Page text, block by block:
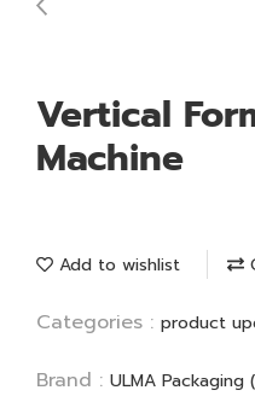
Vertical
Machine
Add to wishlist
Categories : product
Brand : ULMA Packaging